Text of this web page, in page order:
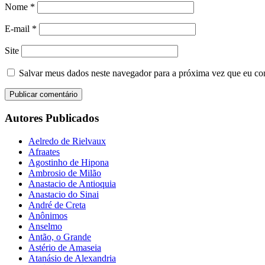
Nome *
E-mail *
Site
Salvar meus dados neste navegador para a próxima vez que eu
Autores Publicados
Aelredo de Rielvaux
Afraates
Agostinho de Hipona
Ambrosio de Milão
Anastacio de Antioquia
Anastacio do Sinai
André de Creta
Anônimos
Anselmo
Antão, o Grande
Astério de Amaseia
Atanásio de Alexandria